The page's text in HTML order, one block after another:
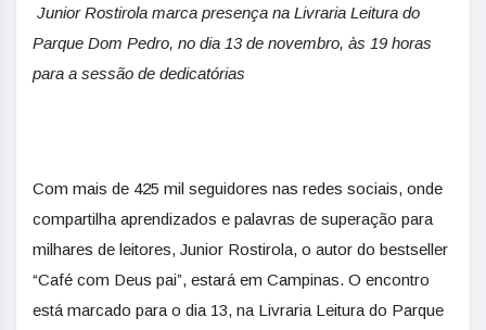
Junior Rostirola marca presença na Livraria Leitura do
Parque Dom Pedro, no dia 13 de novembro, às 19 horas
para a sessão de dedicatórias
Com mais de 425 mil seguidores nas redes sociais, onde
compartilha aprendizados e palavras de superação para
milhares de leitores, Junior Rostirola, o autor do bestseller
“Café com Deus pai”, estará em Campinas. O encontro
está marcado para o dia 13, na Livraria Leitura do Parque